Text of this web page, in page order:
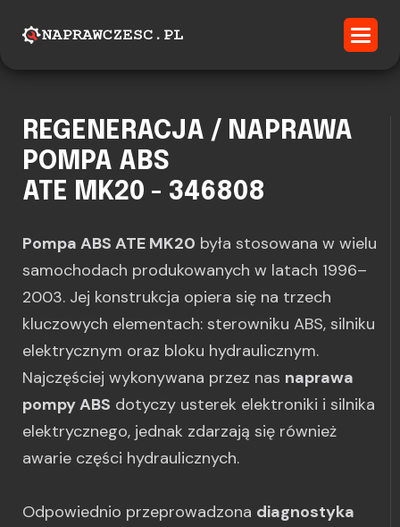
REGENERACJA / NAPRAWA
POMPA ABS
ATE MK20 - 346808
Pompa ABS ATE MK20 była stosowana w wielu
samochodach produkowanych w latach 1996–
2003. Jej konstrukcja opiera się na trzech
kluczowych elementach: sterowniku ABS, silniku
elektrycznym oraz bloku hydraulicznym.
Najczęściej wykonywana przez nas naprawa
pompy ABS dotyczy usterek elektroniki i silnika
elektrycznego, jednak zdarzają się również
awarie części hydraulicznych.
Odpowiednio przeprowadzona diagnostyka